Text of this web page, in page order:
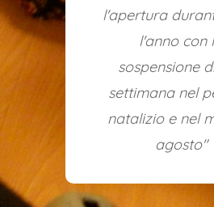
l'apertura
l'anno con
sospensione
settimana nel
natalizio e nel
agosto"